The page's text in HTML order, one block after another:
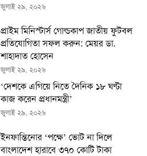
জুলাই ২৯, ২০২৬
প্রাইম মিনিস্টার্স গোল্ডকাপ জাতীয় ফুটবল
প্রতিযোগিতা সফল করুন: মেয়র ডা.
শাহাদাত হোসেন
জুলাই ২৯, ২০২৬
‘দেশকে এগিয়ে নিতে দৈনিক ১৮ ঘণ্টা
কাজ করেন প্রধানমন্ত্রী’
জুলাই ২৯, ২০২৬
ইনফান্তিনোর ‘পক্ষে’ ভোট না দিলে
বাংলাদেশ হারাবে ৩৭০ কোটি টাকা